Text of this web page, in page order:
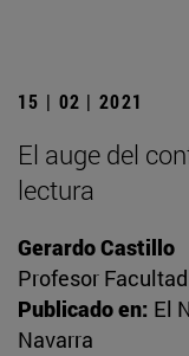
15 | 02 | 2021
El auge del
lectura
Gerardo Castillo
Profesor
Publicado en: El
Navarra